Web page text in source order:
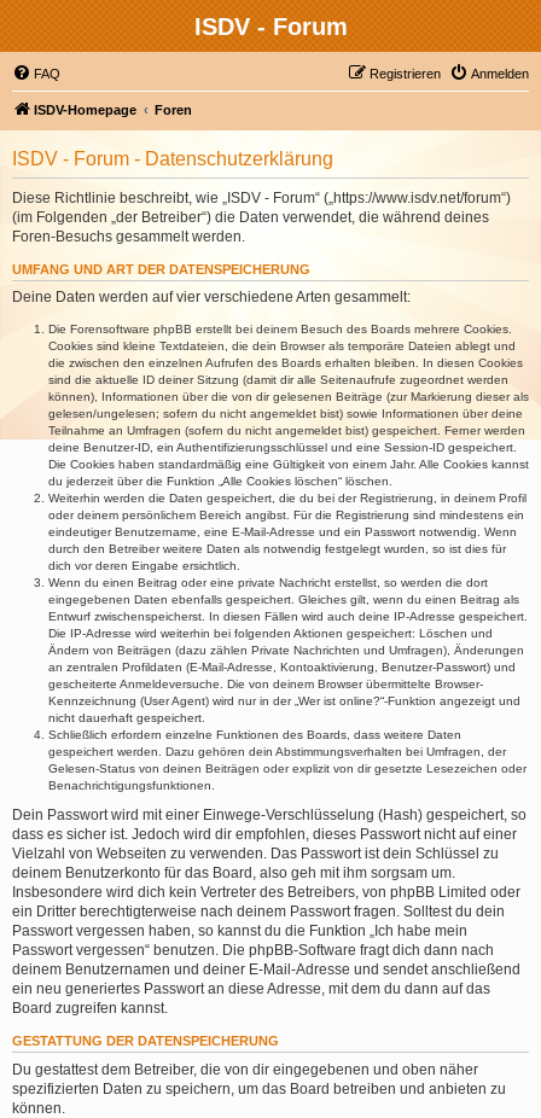
ISDV - Forum
FAQ Anmelden
Registrieren
ISDV-Homepage Foren
ISDV - Forum - Datenschutzerklärung
Diese Richtlinie beschreibt, wie „ISDV - Forum“ („https://www.isdv.net/forum“)
(im Folgenden „der Betreiber“) die Daten verwendet, die während deines
Foren-Besuchs gesammelt werden.
UMFANG UND ART DER DATENSPEICHERUNG
Deine Daten werden auf vier verschiedene Arten gesammelt:
Die Forensoftware phpBB erstellt bei deinem Besuch des Boards mehrere Cookies.
Cookies sind kleine Textdateien, die dein Browser als temporäre Dateien ablegt und
die zwischen den einzelnen Aufrufen des Boards erhalten bleiben. In diesen Cookies
sind die aktuelle ID deiner Sitzung (damit dir alle Seitenaufrufe zugeordnet werden
können), Informationen über die von dir gelesenen Beiträge (zur Markierung dieser als
gelesen/ungelesen; sofern du nicht angemeldet bist) sowie Informationen über deine
Teilnahme an Umfragen (sofern du nicht angemeldet bist) gespeichert. Ferner werden
deine Benutzer-ID, ein Authentifizierungsschlüssel und eine Session-ID gespeichert.
Die Cookies haben standardmäßig eine Gültigkeit von einem Jahr. Alle Cookies kannst
du jederzeit über die Funktion „Alle Cookies löschen“ löschen.
Weiterhin werden die Daten gespeichert, die du bei der Registrierung, in deinem Profil
oder deinem persönlichem Bereich angibst. Für die Registrierung sind mindestens ein
eindeutiger Benutzername, eine E-Mail-Adresse und ein Passwort notwendig. Wenn
durch den Betreiber weitere Daten als notwendig festgelegt wurden, so ist dies für
dich vor deren Eingabe ersichtlich.
Wenn du einen Beitrag oder eine private Nachricht erstellst, so werden die dort
eingegebenen Daten ebenfalls gespeichert. Gleiches gilt, wenn du einen Beitrag als
Entwurf zwischenspeicherst. In diesen Fällen wird auch deine IP-Adresse gespeichert.
Die IP-Adresse wird weiterhin bei folgenden Aktionen gespeichert: Löschen und
Ändern von Beiträgen (dazu zählen Private Nachrichten und Umfragen), Änderungen
an zentralen Profildaten (E-Mail-Adresse, Kontoaktivierung, Benutzer-Passwort) und
gescheiterte Anmeldeversuche. Die von deinem Browser übermittelte Browser-
Kennzeichnung (User Agent) wird nur in der „Wer ist online?“-Funktion angezeigt und
nicht dauerhaft gespeichert.
Schließlich erfordern einzelne Funktionen des Boards, dass weitere Daten
gespeichert werden. Dazu gehören dein Abstimmungsverhalten bei Umfragen, der
Gelesen-Status von deinen Beiträgen oder explizit von dir gesetzte Lesezeichen oder
Benachrichtigungsfunktionen.
Dein Passwort wird mit einer Einwege-Verschlüsselung (Hash) gespeichert, so
dass es sicher ist. Jedoch wird dir empfohlen, dieses Passwort nicht auf einer
Vielzahl von Webseiten zu verwenden. Das Passwort ist dein Schlüssel zu
deinem Benutzerkonto für das Board, also geh mit ihm sorgsam um.
Insbesondere wird dich kein Vertreter des Betreibers, von phpBB Limited oder
ein Dritter berechtigterweise nach deinem Passwort fragen. Solltest du dein
Passwort vergessen haben, so kannst du die Funktion „Ich habe mein
Passwort vergessen“ benutzen. Die phpBB-Software fragt dich dann nach
deinem Benutzernamen und deiner E-Mail-Adresse und sendet anschließend
ein neu generiertes Passwort an diese Adresse, mit dem du dann auf das
Board zugreifen kannst.
GESTATTUNG DER DATENSPEICHERUNG
Du gestattest dem Betreiber, die von dir eingegebenen und oben näher
spezifizierten Daten zu speichern, um das Board betreiben und anbieten zu
können.